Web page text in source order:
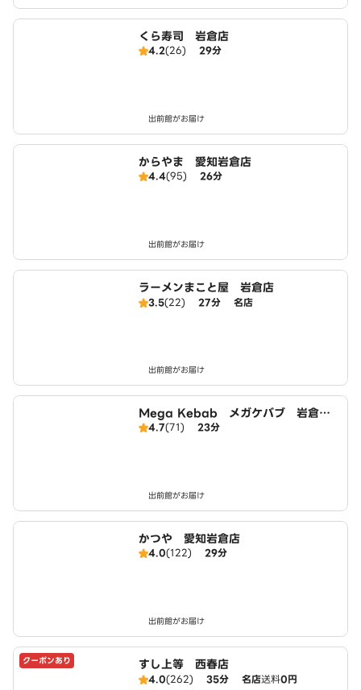
くら寿司 岩倉店
4.2(26) 29分
出前館がお届け
からやま 愛知岩倉店
4.4(95) 26分
出前館がお届け
ラーメンまこと屋 岩倉店
3.5(22) 27分 名店
出前館がお届け
Mega Kebab メガケバブ 岩倉
店 Halal ハラール
4.7(71) 23分
出前館がお届け
かつや 愛知岩倉店
4.0(122) 29分
出前館がお届け
クーポンあり すし上等 西春店
4.0(262) 35分 名店送料0円